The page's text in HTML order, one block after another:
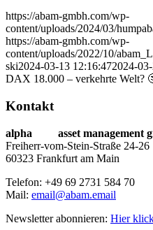
https://abam-gmbh.com/wp-
content/uploads/2024/03/
https://abam-gmbh.com/wp-
content/uploads/2022/10/
ski2024-03-13 12:16:472024-
DAX 18.000 – verkehrte Welt?
Kontakt
alpha
asset management
Freiherr-vom-Stein-Straße 24-26
60323 Frankfurt am Main
Telefon: +49 69 2731 584 70
Mail: email@abam.email
Newsletter abonnieren: Hier